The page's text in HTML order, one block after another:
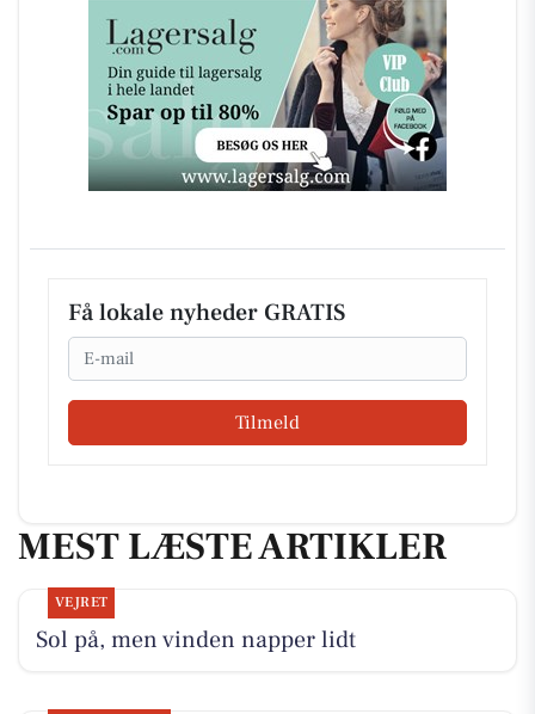
Få lokale nyheder GRATIS
Email
Tilmeld
MEST LÆSTE ARTIKLER
VEJRET
Sol på, men vinden napper lidt